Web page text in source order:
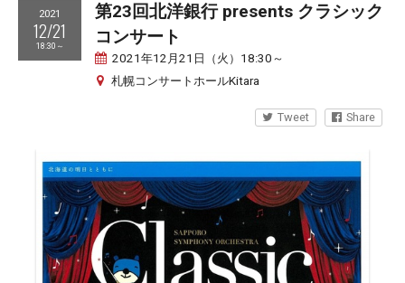
2021
12/21
18:30～
第23回北洋銀行 presents クラシック
コンサート
2021年12月21日（火）18:30～
札幌コンサートホールKitara
Tweet Share